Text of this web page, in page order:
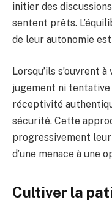
initier des
sentent prêts.
de leur autonomie
Lorsqu’ils s’ouvrent
jugement ni
réceptivité
sécurité. Cette
progressivement
d’une menace à une
Cultiver la